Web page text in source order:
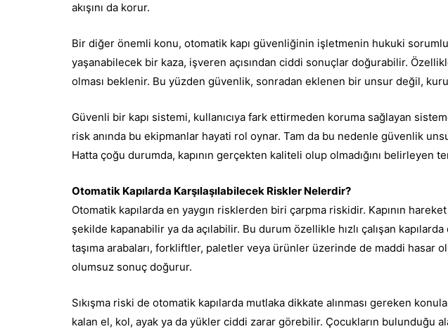
akışını da korur.
Bir diğer önemli konu, otomatik kapı güvenliğinin işletmenin hukuki
yaşanabilecek bir kaza, işveren açısından ciddi sonuçlar doğurabilir.
olması beklenir. Bu yüzden güvenlik, sonradan eklenen bir unsur değil,
Güvenli bir kapı sistemi, kullanıcıya fark ettirmeden koruma sağlayan
risk anında bu ekipmanlar hayati rol oynar. Tam da bu nedenle güvenlik
Hatta çoğu durumda, kapının gerçekten kaliteli olup olmadığını belirleyen
Otomatik Kapılarda Karşılaşılabilecek Riskler Nelerdir?
Otomatik kapılarda en yaygın risklerden biri çarpma riskidir. Kapının
şekilde kapanabilir ya da açılabilir. Bu durum özellikle hızlı çalışan
taşıma arabaları, forkliftler, paletler veya ürünler üzerinde de maddi hasar
olumsuz sonuç doğurur.
Sıkışma riski de otomatik kapılarda mutlaka dikkate alınması gereken
kalan el, kol, ayak ya da yükler ciddi zarar görebilir. Çocukların bulunduğu